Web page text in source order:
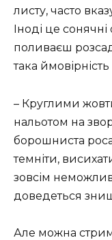
листу, часто
Іноді це
поливаєш
така
– Круглими
нальотом на
борошниста
темніти,
зовсім
доведеться
Але можна